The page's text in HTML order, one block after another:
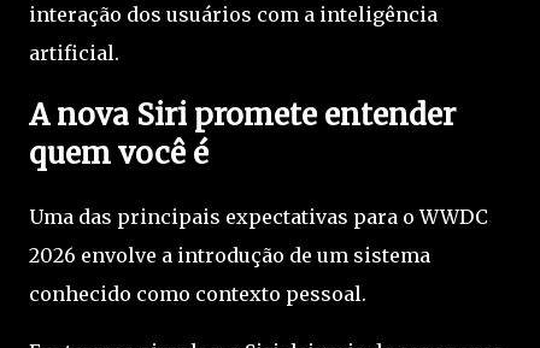
interação dos usuários com a inteligência
artificial.
A nova Siri promete entender
quem você é
Uma das principais expectativas para o WWDC
2026 envolve a introdução de um sistema
conhecido como contexto pessoal.